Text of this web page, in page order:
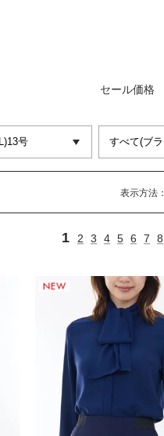
セール価格
表示方法：
1 2 3 4 5 6 7 8